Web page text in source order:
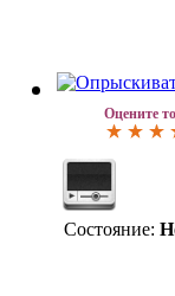
Оцените
Состояние: